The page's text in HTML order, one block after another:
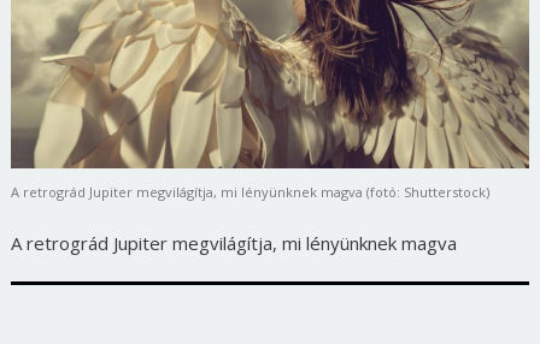
A retrográd Jupiter megvilágítja, mi lényünknek magva (fotó: Shutterstock)
A retrográd Jupiter megvilágítja, mi lényünknek magva